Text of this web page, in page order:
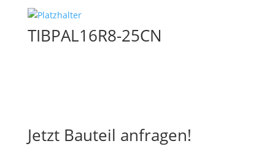
TIBPAL16R8-25CN
Jetzt Bauteil anfragen!